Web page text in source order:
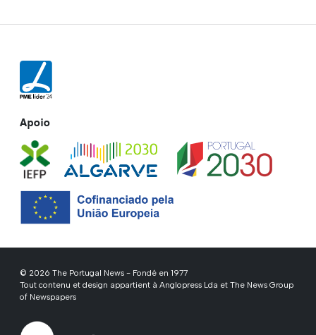
Apoio
© 2026 The Portugal News - Fondé en 1977
Tout contenu et design appartient à Anglopress Lda et The News Group
of Newspapers